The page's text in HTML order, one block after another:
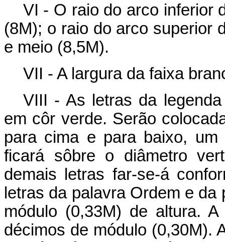
VI - O raio do arco inferior
(8M); o raio do arco superior
e meio (8,5M).
VII - A largura da faixa
VIII - As letras da
em côr verde. Serão
para cima e para baixo,
ficará sôbre o diâmetro
demais letras far-se-á
letras da palavra Ordem e
módulo (0,33M) de altura.
décimos de módulo (0,30M).